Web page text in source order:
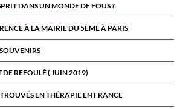
DANS UN MONDE DE FOUS ?
À LA MAIRIE DU 5ÈME À PARIS
DE REFOULÉ ( JUIN 2019)
EN THÉRAPIE EN FRANCE